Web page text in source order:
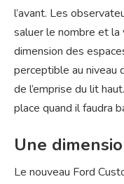
l’avant. Les
saluer le nombre et la
dimension des
perceptible au niveau
de l’emprise du lit
place quand il faudra
Une
Le nouveau Ford